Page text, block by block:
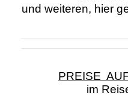
und weiteren, hier
PREISE
im